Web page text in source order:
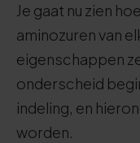
Je gaat nu zien
aminozuren van
eigenschappen
onderscheid
indeling, en
worden.